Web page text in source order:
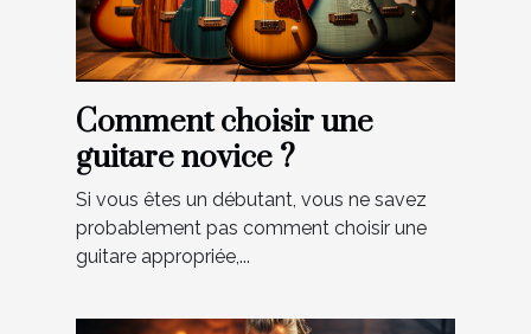
Comment choisir une
guitare novice ?
Si vous êtes un débutant, vous ne savez
probablement pas comment choisir une
guitare appropriée,...